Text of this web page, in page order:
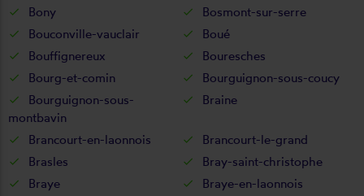
Bony
Bosmont-sur-serre
Bouconville-vauclair
Boué
Bouffignereux
Bouresches
Bourg-et-comin
Bourguignon-sous-coucy
Bourguignon-sous-
montbavin
Braine
Brancourt-en-laonnois
Brancourt-le-grand
Brasles
Bray-saint-christophe
Braye
Braye-en-laonnois